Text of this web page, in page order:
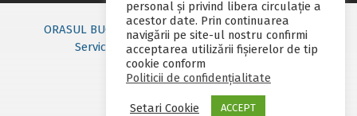
ORASUL BUCECEA Primarie nou
Consiliul local
Servicii publice
Contact
Fii pregatit
Monitorul oficial local
personal și privind libera circulație a
acestor date. Prin continuarea
navigării pe site-ul nostru confirmi
acceptarea utilizării fişierelor de tip
cookie conform
Politicii de confidențialitate
Setari Cookie ACCEPT